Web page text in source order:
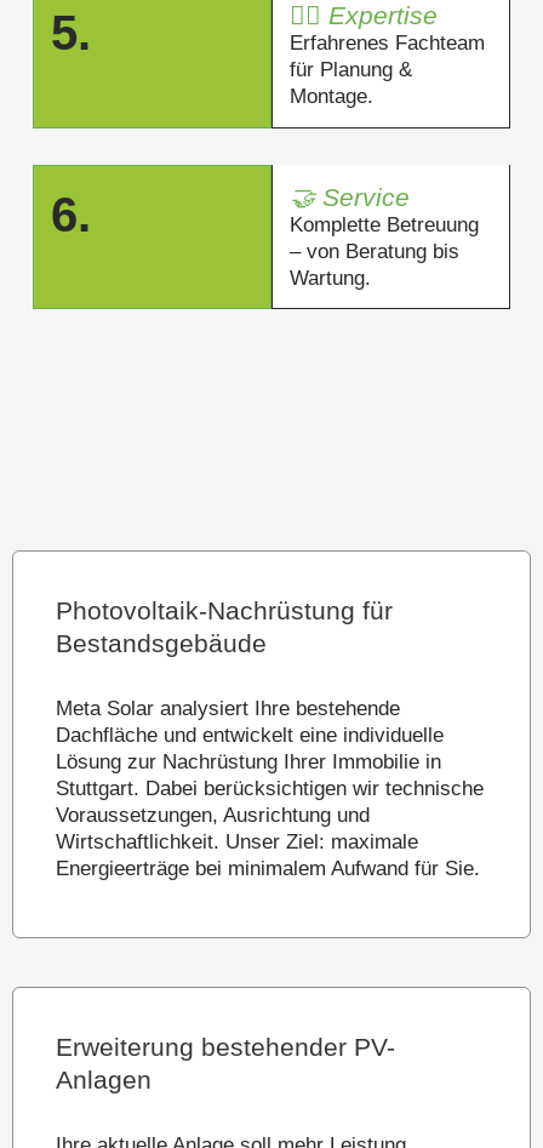
5. 👷‍♂️ Expertise
Erfahrenes Fachteam
für Planung &
Montage.
6. 🤝 Service
Komplette Betreuung
– von Beratung bis
Wartung.
Photovoltaik-Nachrüstung für
Bestandsgebäude
Meta Solar analysiert Ihre bestehende
Dachfläche und entwickelt eine individuelle
Lösung zur Nachrüstung Ihrer Immobilie in
Stuttgart. Dabei berücksichtigen wir technische
Voraussetzungen, Ausrichtung und
Wirtschaftlichkeit. Unser Ziel: maximale
Energieerträge bei minimalem Aufwand für Sie.
Erweiterung bestehender PV-
Anlagen